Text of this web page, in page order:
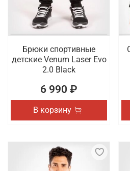
Брюки спортивные
детские Venum Laser Evo
2.0 Black
6 990 ₽
В корзину